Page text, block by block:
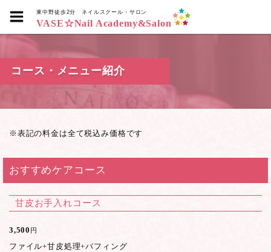
東中野徒歩2分ネイルスクール・サロン
VASE☆Nail Academy&Salon
コース・メニュー紹介
※表記の料金は全て税込み価格です
おすすめケアコース
甘皮お手入れコース
3,500 円
ファイル+甘皮処理+バフィング